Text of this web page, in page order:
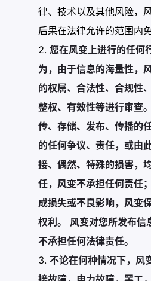
律、技术以及其他风险，
后果在法律允许的范围内免
您在风变上进行的任何
为，由于信息的海量性，
的权属、合法性、合规性
整权、有效性等进行审查
传、存储、发布、传播的
的任何争议、责任，或由
接、偶然、特殊的损害，
任，风变不承担任何责任
成损失或不良影响，风变
权利。
风变对您所发布信
不承担任何法律责任。
不论在何种情况下，风